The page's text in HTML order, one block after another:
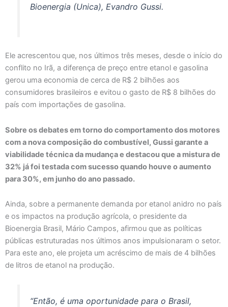
Bioenergia (Unica), Evandro Gussi.
Ele acrescentou que, nos últimos três meses, desde o início do
conflito no Irã, a diferença de preço entre etanol e gasolina
gerou uma economia de cerca de R$ 2 bilhões aos
consumidores brasileiros e evitou o gasto de R$ 8 bilhões do
país com importações de gasolina.
Sobre os debates em torno do comportamento dos motores
com a nova composição do combustível, Gussi garante a
viabilidade técnica da mudança e destacou que a mistura de
32% já foi testada com sucesso quando houve o aumento
para 30%, em junho do ano passado.
Ainda, sobre a permanente demanda por etanol anidro no país
e os impactos na produção agrícola, o presidente da
Bioenergia Brasil, Mário Campos, afirmou que as políticas
públicas estruturadas nos últimos anos impulsionaram o setor.
Para este ano, ele projeta um acréscimo de mais de 4 bilhões
de litros de etanol na produção.
“Então, é uma oportunidade para o Brasil,